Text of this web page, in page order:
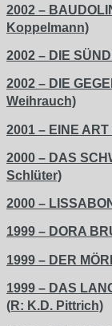
2002 –
Koppelmann)
2002 – DIE
2002 – DIE
Weihrauch)
2001 – EINE
2000 – DAS
Schlüter)
2000 –
1999 – DORA
1999 – DER
1999 – DAS
(R: K.D. Pittrich)